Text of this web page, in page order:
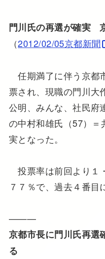
門川氏の再選が確実
（2012/02/05京都新聞
任期満了に伴う京都
票され、現職の門川大
公明、みんな、社民府
の中村和雄氏（57）＝
実となった。
投票率は前回より１
７７％で、過去４番目
———
京都市長に門川氏再
る